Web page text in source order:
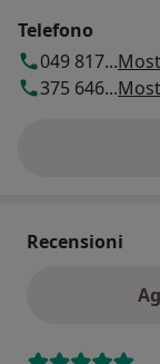
Telefono
049 817...
375 646...
Recensioni